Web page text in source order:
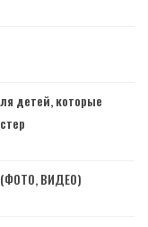
детей, которые
(ФОТО, ВИДЕО)